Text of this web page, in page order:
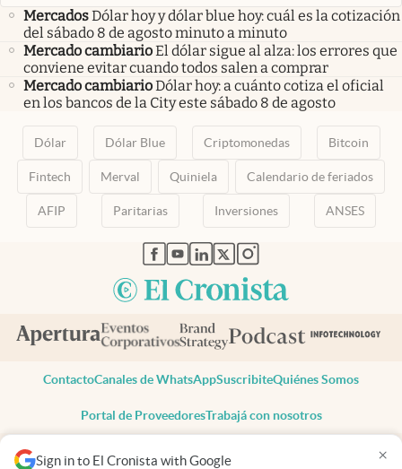
Sign in to El Cronista with Google ×
MercadosDólar hoy y dólar blue hoy: cuál es la cotización
del sábado 8 de agosto minuto a minuto
Mercado cambiarioEl dólar sigue al alza: los errores que
conviene evitar cuando todos salen a comprar
Mercado cambiarioDólar hoy: a cuánto cotiza el oficial
en los bancos de la City este sábado 8 de agosto
Dólar Dólar Blue Criptomonedas Bitcoin
Fintech Merval Quiniela Calendario de feriados
AFIP Paritarias Inversiones ANSES
abre en nueva pestaña
abre en nueva pestaña
abre en nueva pestaña
abre en nueva pestaña
abre en nueva pestaña
ContactoCanales de WhatsAppSuscribiteQuiénes Somos
Portal de ProveedoresTrabajá con nosotros